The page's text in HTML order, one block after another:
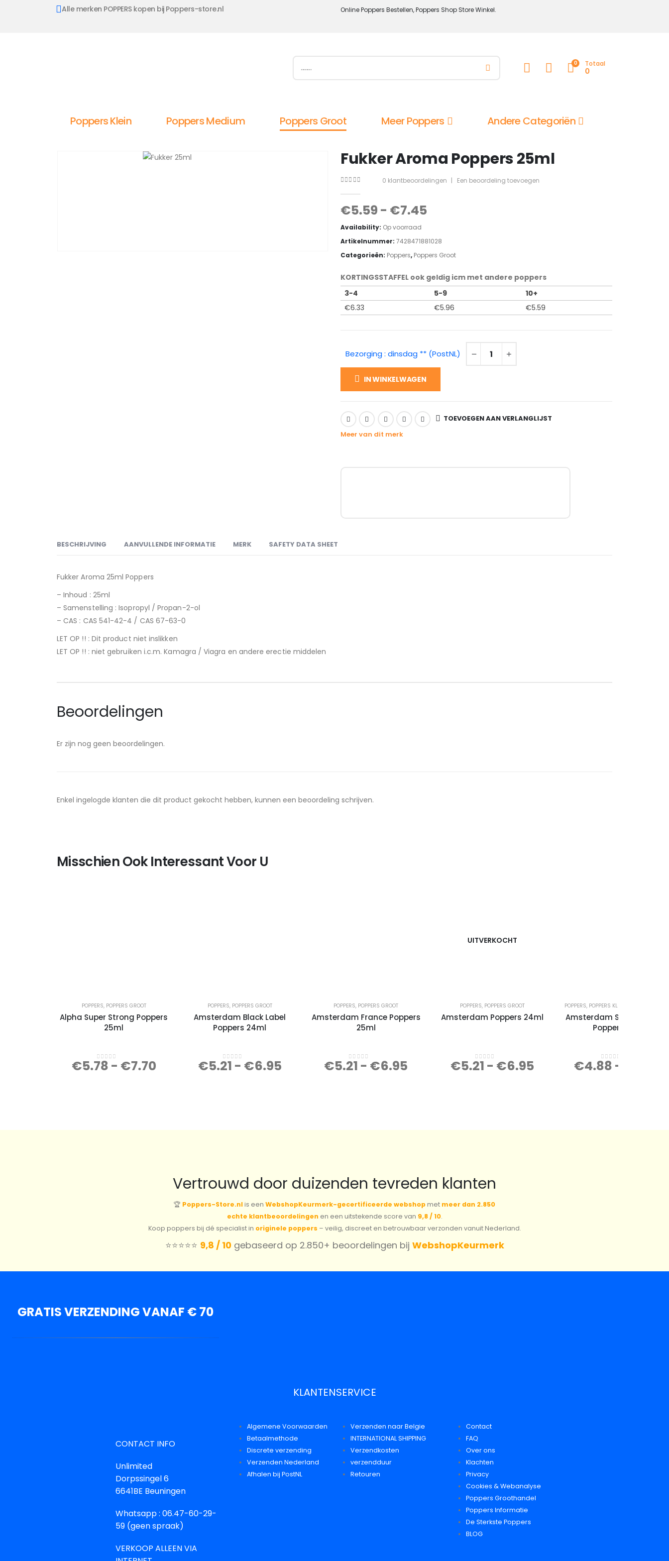
Alle merken POPPERS kopen bij Poppers-store.nl Online Poppers Bestellen, Poppers Shop Store Winkel.
0 Totaal
0
Poppers Klein Poppers Medium Poppers Groot Meer Poppers Andere Categoriën
Fukker Aroma Poppers 25ml
0 klantbeoordelingen | Een beoordeling toevoegen
€5.59 - €7.45
Availability: Op voorraad
Artikelnummer: 7428471881028
Categorieën: Poppers, Poppers Groot
KORTINGSSTAFFEL ook geldig icm met andere poppers
3-4
5-9
10+
€6.33 €5.96 €5.59
Bezorging : dinsdag ** (PostNL)
IN WINKELWAGEN
TOEVOEGEN AAN VERLANGLIJST
Meer van dit merk
BESCHRIJVING AANVULLENDE INFORMATIE MERK SAFETY DATA SHEET
Fukker Aroma 25ml Poppers
– Inhoud : 25ml
– Samenstelling : Isopropyl / Propan-2-ol
– CAS : CAS 541-42-4 / CAS 67-63-0
LET OP !! : Dit product niet inslikken
LET OP !! : niet gebruiken i.c.m. Kamagra / Viagra en andere erectie middelen
Beoordelingen
Er zijn nog geen beoordelingen.
Enkel ingelogde klanten die dit product gekocht hebben, kunnen een beoordeling schrijven.
Misschien Ook Interessant Voor U
POPPERS, POPPERS GROOT
Alpha Super Strong Poppers
25ml
0out of 5
€5.78 - €7.70
POPPERS, POPPERS GROOT
Amsterdam Black Label
Poppers 24ml
0out of 5
€5.21 - €6.95
POPPERS, POPPERS GROOT
Amsterdam France Poppers
25ml
0out of 5
€5.21 - €6.95
UITVERKOCHT
POPPERS, POPPERS GROOT
Amsterdam Poppers 24ml
0out of 5
€5.21 - €6.95
POPPERS, POPPERS KLEIN
Amsterdam Special
Poppers 13ml
0 out of 5
€4.88 -
Vertrouwd door duizenden tevreden klanten
🏆 Poppers-Store.nlis een WebshopKeurmerk-gecertificeerde webshopmet meer dan 2.850
echte klantbeoordelingen en een uitstekende score van 9,8 / 10.
Koop poppers bij dé specialist in originele poppers – veilig, discreet en betrouwbaar verzonden vanuit Nederland.
⭐️⭐️⭐️⭐️⭐️ 9,8 / 10gebaseerd op 2.850+ beoordelingen bij WebshopKeurmerk
GRATIS VERZENDING VANAF € 70
KLANTENSERVICE
CONTACT INFO
Unlimited
Dorpssingel 6
6641BE Beuningen
Whatsapp : 06.47-60-29-
59 (geen spraak)
VERKOOP ALLEEN VIA
Algemene Voorwaarden
Betaalmethode
Discrete verzending
Verzenden Nederland
Afhalen bij PostNL
Verzenden naar Belgie
INTERNATIONAL SHIPPING
Verzendkosten
verzendduur
Retouren
Contact
FAQ
Over ons
Klachten
Privacy
Cookies & Webanalyse
Poppers Groothandel
Poppers Informatie
De Sterkste Poppers
BLOG